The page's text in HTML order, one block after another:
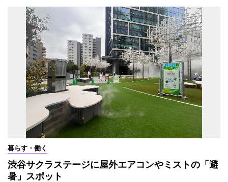
暮らす・働く
渋谷サクラステージに屋外エアコンやミストの「避
暑」スポット